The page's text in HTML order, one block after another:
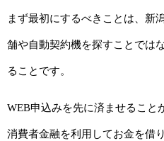
まず最初にするべきことは、新
舗や自動契約機を探すことでは
ることです。
WEB申込みを先に済ませること
消費者金融を利用してお金を借